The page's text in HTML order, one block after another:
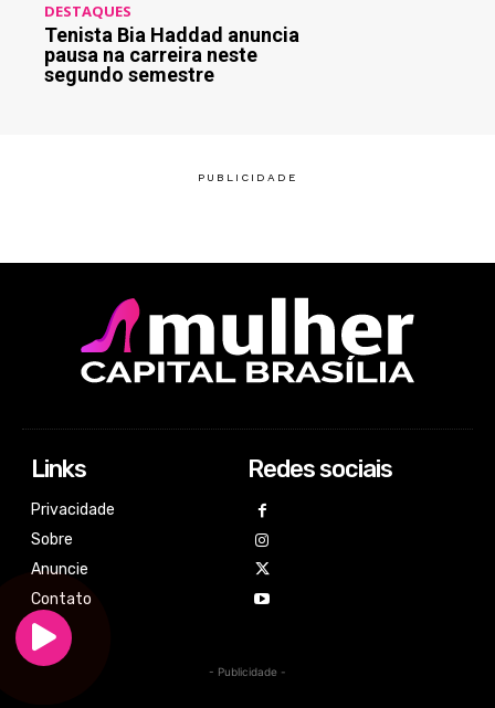
DESTAQUES
Tenista Bia Haddad anuncia
pausa na carreira neste
segundo semestre
Links
Privacidade
Sobre
Anuncie
Contato
Redes sociais
- Publicidade -